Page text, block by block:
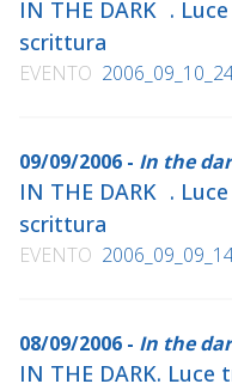
IN THE DARK .
scrittura
EVENTO
09/09/2006 - In the
IN THE DARK .
scrittura
EVENTO
08/09/2006 - In the
IN THE DARK.